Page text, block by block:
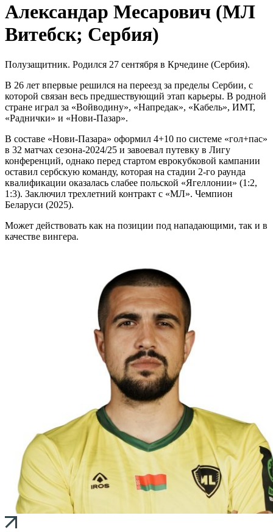
Александар Месарович (МЛ
Витебск; Сербия)
Полузащитник. Родился 27 сентября в Крчедине (Сербия).
В 26 лет впервые решился на переезд за пределы Сербии, с
которой связан весь предшествующий этап карьеры. В родной
стране играл за «Войводину», «Напредак», «Кабель», ИМТ,
«Раднички» и «Нови-Пазар».
В составе «Нови-Пазара» оформил 4+10 по системе «гол+пас»
в 32 матчах сезона-2024/25 и завоевал путевку в Лигу
конференций, однако перед стартом еврокубковой кампании
оставил сербскую команду, которая на стадии 2-го раунда
квалификации оказалась слабее польской «Ягеллонии» (1:2,
1:3). Заключил трехлетний контракт с «МЛ». Чемпион
Беларуси (2025).
Может действовать как на позиции под нападающими, так и в
качестве вингера.